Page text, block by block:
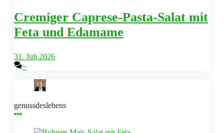
Cremiger Caprese-Pasta-Salat mit
Feta und Edamame
31. Juli 2026
~
genussdeslebens